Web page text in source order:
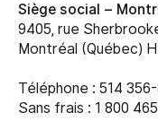
Siège social –
9405, rue
Montréal (Québec)
Téléphone : 514
Sans frais : 1 800